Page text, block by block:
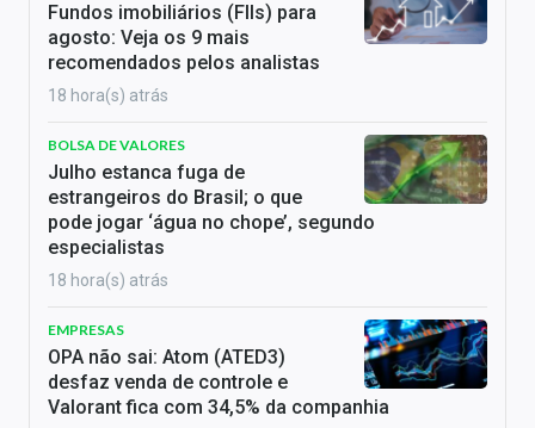
Fundos imobiliários (FIIs) para
agosto: Veja os 9 mais
recomendados pelos analistas
18 hora(s) atrás
BOLSA DE VALORES
Julho estanca fuga de
estrangeiros do Brasil; o que
pode jogar ‘água no chope’, segundo
especialistas
18 hora(s) atrás
EMPRESAS
OPA não sai: Atom (ATED3)
desfaz venda de controle e
Valorant fica com 34,5% da companhia